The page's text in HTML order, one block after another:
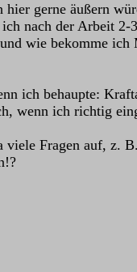
gerne äußern
nach der Arbeit 2-
wie bekomme ich
ich behaupte:
wenn ich richtig
viele Fragen auf, z.